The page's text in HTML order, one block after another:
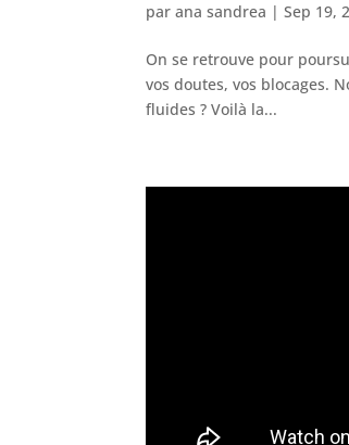
parana sandrea |Sep 19,
On se retrouve pour
vos doutes, vos blocages.
fluides ? Voilà la...